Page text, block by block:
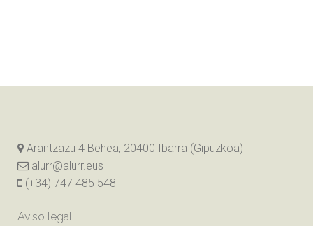
Arantzazu 4 Behea, 20400 Ibarra (Gipuzkoa)
alurr@alurr.eus
(+34) 747 485 548
Aviso legal